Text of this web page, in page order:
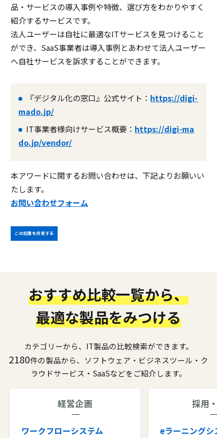
品・サービスの導入事例や特徴、選び方をわかりやすく
紹介するサービスです。
法人ユーザーは自社に最適なITサービスを見つけること
ができ、SaaS事業者は導入事例とあわせて法人ユーザー
へ自社サービスを訴求することができます。
『デジタル化の窓口』公式サイト： https://digi-
mado.jp/
IT事業者様向けサービス概要： https://digi-ma
do.jp/vendor/
本アワードに関するお問い合わせは、下記よりお願いい
たします。
お問い合わせフォーム
この記事を共有する
おすすめ比較一覧から、
最適な製品をみつける
カテゴリーから、IT製品の比較検索ができます。
2180件の製品から、ソフトウェア・ビジネスツール・ク
ラウドサービス・SaaSなどをご紹介します。
経営企画
ワークフローシステム
採用
eラーニングシ